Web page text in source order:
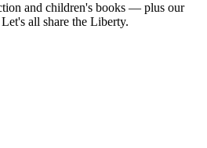
and children's books — plus our
all share the Liberty.